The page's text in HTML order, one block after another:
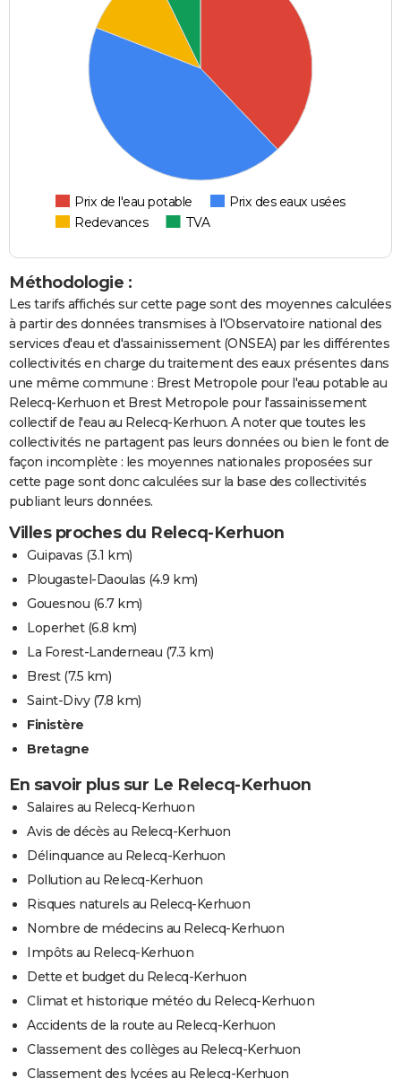
Prix de l'eau potable
Prix des eaux usées
Redevances
TVA
Méthodologie :
Les tarifs affichés sur cette page sont des moyennes calculées
à partir des données transmises à l'Observatoire national des
services d'eau et d'assainissement (ONSEA) par les différentes
collectivités en charge du traitement des eaux présentes dans
une même commune : Brest Metropole pour l'eau potable au
Relecq-Kerhuon et Brest Metropole pour l'assainissement
collectif de l'eau au Relecq-Kerhuon. A noter que toutes les
collectivités ne partagent pas leurs données ou bien le font de
façon incomplète : les moyennes nationales proposées sur
cette page sont donc calculées sur la base des collectivités
publiant leurs données.
Villes proches du Relecq-Kerhuon
Guipavas (3.1 km)
Plougastel-Daoulas (4.9 km)
Gouesnou (6.7 km)
Loperhet(6.8 km)
La Forest-Landerneau (7.3 km)
Brest(7.5 km)
Saint-Divy(7.8 km)
Finistère
Bretagne
En savoir plus sur Le Relecq-Kerhuon
Salaires au Relecq-Kerhuon
Avis de décès au Relecq-Kerhuon
Délinquance au Relecq-Kerhuon
Pollution au Relecq-Kerhuon
Risques naturels au Relecq-Kerhuon
Nombre de médecins au Relecq-Kerhuon
Impôts au Relecq-Kerhuon
Dette et budget du Relecq-Kerhuon
Climat et historique météo du Relecq-Kerhuon
Accidents de la route au Relecq-Kerhuon
Classement des collèges au Relecq-Kerhuon
Classement des lycées au Relecq-Kerhuon